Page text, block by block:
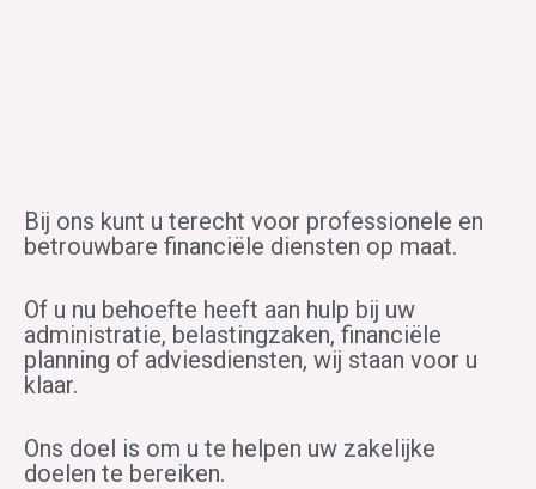
Bij ons kunt u terecht voor professionele en
betrouwbare financiële diensten op maat.
Of u nu behoefte heeft aan hulp bij uw
administratie, belastingzaken, financiële
planning of adviesdiensten, wij staan voor u
klaar.
Ons doel is om u te helpen uw zakelijke
doelen te bereiken.